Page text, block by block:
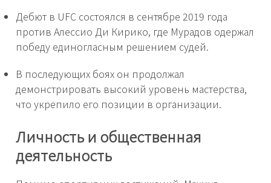
Дебют в UFC состоялся в сентябре 2019 года
против Алессио Ди Кирико, где Мурадов одержал
победу единогласным решением судей.
В последующих боях он продолжал
демонстрировать высокий уровень мастерства,
что укрепило его позиции в организации.
Личность и общественная
деятельность